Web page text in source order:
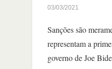
03/03/2021
Sanções são
representam a
governo de Joe